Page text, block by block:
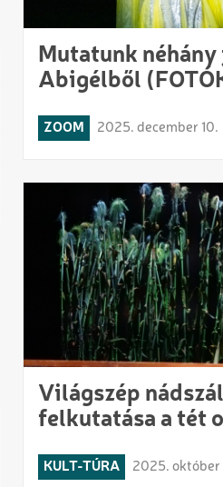
Mutatunk
Abigélből
ZOOM 2025. december 10.
Világszép
felkutatása a tét
KULT-TÚRA 2025. október